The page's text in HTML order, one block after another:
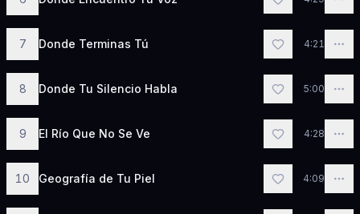
7 Donde Terminas Tú 4:21
8 Donde Tu Silencio Habla 5:00
9 El Río Que No Se Ve 4:28
10 Geografía de Tu Piel 4:09